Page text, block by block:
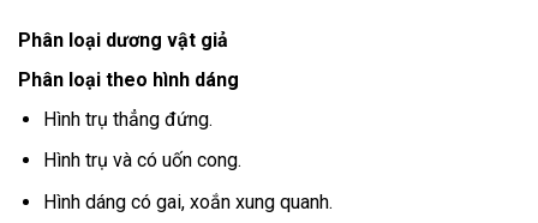
Phân loại dương vật giả
Phân loại theo hình dáng
Hình trụ thẳng đứng.
Hình trụ và có uốn cong.
Hình dáng có gai, xoắn xung quanh.